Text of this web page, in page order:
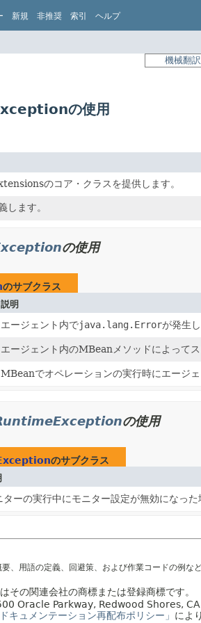
新規 非推奨 索引 ヘルプ
機械翻
の使用
のコア・クラスを提供します。
します。
の使用
のサブクラス
説明
エージェント内でjava.lang.Errorが発生
エージェント内のMBeanメソッドによって
MBeanでオペレーションの実行時にエージ
の使用
のサブクラス
ターの実行中にモニター設定が無効になっ
、用語の定義、回避策、および作業コードの例な
の関連会社の商標または登録商標です。
Oracle Parkway, Redwood Shores, CA
ドキュメンテーション再配布ポリシー」 によ